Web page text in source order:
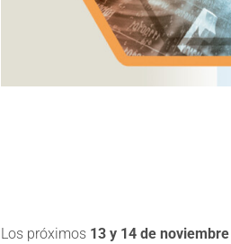
Los próximos 13 y 14 de